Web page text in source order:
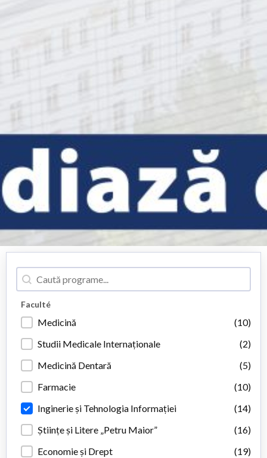
Caută
Caută
Faculté
Faculté
Economie și Drept (19)
Științe și Litere „Petru Maior” (16)
Inginerie și Tehnologia Informației (14)
Farmacie (10)
Medicină Dentară (5)
Studii Medicale Internaționale (2)
Medicină (10)